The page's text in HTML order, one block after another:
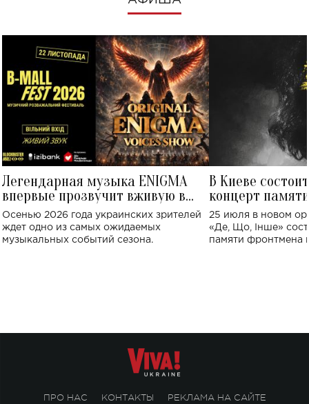
Легендарная музыка ENIGMA
впервые прозвучит вживую в
Украине: где состоится концерт
Осенью 2026 года украинских зрителей
ждет одно из самых ожидаемых
музыкальных событий сезона.
В Киеве
концерт
Клименко:
исполнят песни
25 июля в новом
«Де, Що, Інше»
памяти фронтмена
ПРО НАС КОНТАКТЫ РЕКЛАМА НА САЙТЕ